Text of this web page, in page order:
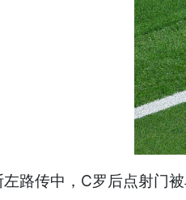
路传中，C罗后点射门